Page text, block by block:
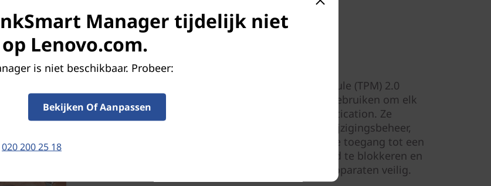
Beveilig je apparatenpark
Dankzij de hardwarematige Trusted Platform Module (TPM) 2.0
kunnen je IT-medewerkers ThinkSmart Manager gebruiken om elk
apparaat te beveiligen met Lenovo Secure Authentication. Ze
kunnen de beveiliging vergroten met BIOS/SVP-wijzigingsbeheer,
blokkeringen proactief verwijderen en ongewenste toegang tot een
apparaat voorkomen door USB-poorten op afstand te blokkeren en
opstarten via USB in/uit te schakelen. Beheer je apparaten veilig.
Manager tijdelijk niet
Lenovo.com.
is niet beschikbaar. Probeer:
Bekijken Of Aanpassen
020 200 25 18